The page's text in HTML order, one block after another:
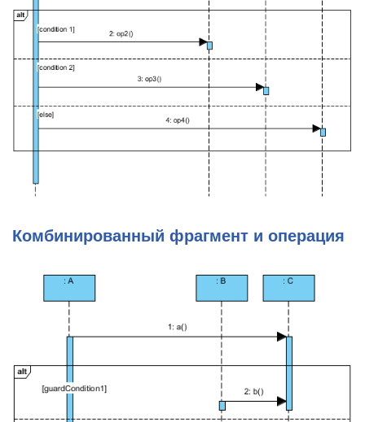
Комбинированный фрагмент и операция